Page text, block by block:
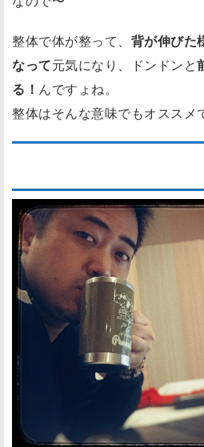
整体で体が整って、 背が伸びた
なって元気になり、ドンドンと
る！ んですょね。
整体はそんな意味でもオススメ